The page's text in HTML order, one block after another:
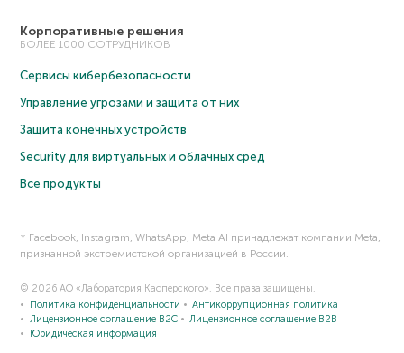
Корпоративные решения
БОЛЕЕ 1000 СОТРУДНИКОВ
Сервисы кибербезопасности
Управление угрозами и защита от них
Защита конечных устройств
Security для виртуальных и облачных сред
Все продукты
* Facebook, Instagram, WhatsApp, Meta AI принадлежат компании Meta,
признанной экстремистской организацией в России.
© 2026 АО «Лаборатория Касперского». Все права защищены.
Политика конфиденциальности
Антикоррупционная политика
Лицензионное соглашение B2C
Лицензионное соглашение B2B
Юридическая информация